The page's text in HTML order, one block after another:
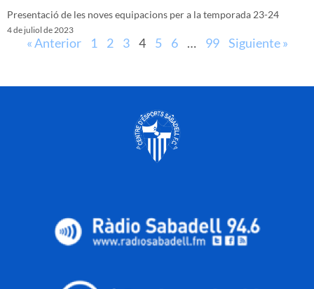
Presentació de les noves equipacions per a la temporada 23-24
4 de juliol de 2023
« Anterior 1 2 3 4 5 6 … 99 Siguiente »